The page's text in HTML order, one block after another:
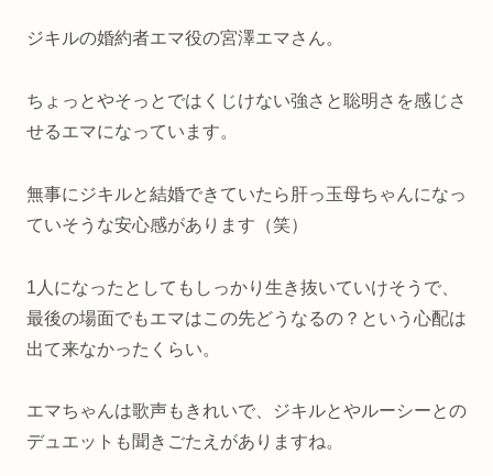
ジキルの婚約者エマ役の宮澤エマさん。
ちょっとやそっとではくじけない強さと聡明さを感じさ
せるエマになっています。
無事にジキルと結婚できていたら肝っ玉母ちゃんになっ
ていそうな安心感があります（笑）
1人になったとしてもしっかり生き抜いていけそうで、
最後の場面でもエマはこの先どうなるの？という心配は
出て来なかったくらい。
エマちゃんは歌声もきれいで、ジキルとやルーシーとの
デュエットも聞きごたえがありますね。